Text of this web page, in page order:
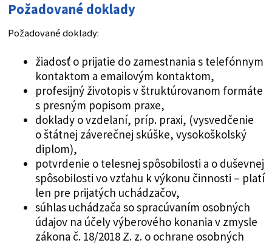
Požadované doklady
Požadované doklady:
žiadosť o prijatie do zamestnania s telefónnym
kontaktom a emailovým kontaktom,
profesijný životopis v štruktúrovanom formáte
s presným popisom praxe,
doklady o vzdelaní, príp. praxi, (vysvedčenie
o štátnej záverečnej skúške, vysokoškolský
diplom),
potvrdenie o telesnej spôsobilosti a o duševnej
spôsobilosti vo vzťahu k výkonu činnosti – platí
len pre prijatých uchádzačov,
súhlas uchádzača so spracúvaním osobných
údajov na účely výberového konania v zmysle
zákona č. 18/2018 Z. z. o ochrane osobných